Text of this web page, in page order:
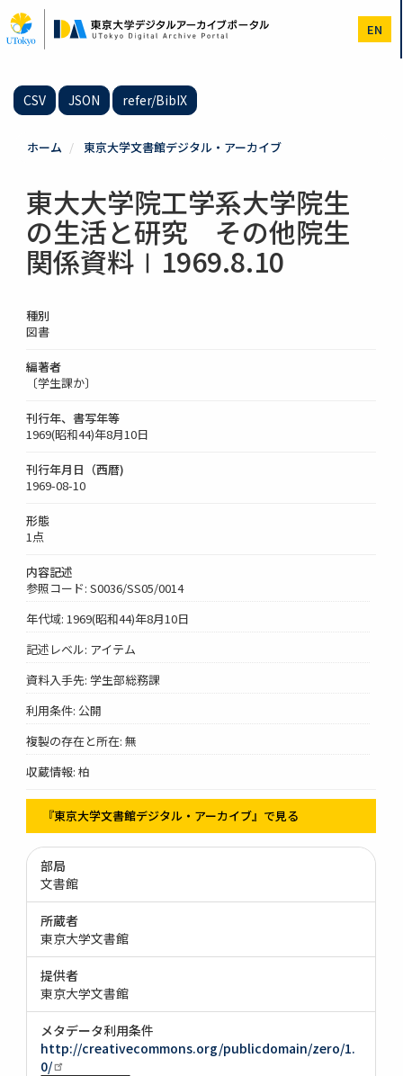
イ
ン
EN
CSV JSON refer/BibIX
ホーム 東京大学文書館デジタル・アーカイブ
東大大学院工学系大学院生
の生活と研究 その他院生
関係資料Ⅰ1969.8.10
種別
図書
編著者
〔学生課か〕
刊行年、書写年等
1969(昭和44)年8月10日
刊行年月日（西暦)
1969-08-10
形態
1点
内容記述
参照コード: S0036/SS05/0014
年代域: 1969(昭和44)年8月10日
記述レベル: アイテム
資料入手先: 学生部総務課
利用条件: 公開
複製の存在と所在: 無
収蔵情報: 柏
『東京大学文書館デジタル・アーカイブ』で見る
部局
文書館
所蔵者
東京大学文書館
提供者
東京大学文書館
メタデータ利用条件
http://creativecommons.org/publicdomain/zero/1.
0/